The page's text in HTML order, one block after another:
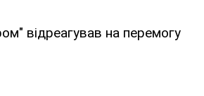
відреагував на перемогу